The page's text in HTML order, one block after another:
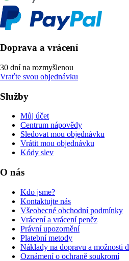
Doprava a vrácení
30 dní na rozmyšlenou
Vraťte svou objednávku
Služby
Můj účet
Centrum nápovědy
Sledovat mou objednávku
Vrátit mou objednávku
Kódy slev
O nás
Kdo jsme?
Kontaktujte nás
Všeobecné obchodní podmínky
Vrácení a vrácení peněz
Právní upozornění
Platební metody
Náklady na dopravu a možnosti
Oznámení o ochraně soukromí